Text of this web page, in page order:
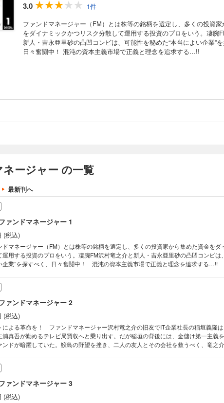
3.0
1件
ファンドマネージャー（FM）とは株等の銘柄を選定し、多くの投資
をダイナミックかつリスク分散して運用する投資のプロをいう。凄腕
新人・吉永亜里砂の凸凹コンビは、可能性を秘めた“本当によい企業”を
日々奮闘中！ 混沌の資本主義市場で正義と理念を追求する…!!
ージャー の一覧
最新刊へ
ァンドマネージャー 1
(税込)
ドマネージャー（FM）とは株等の銘柄を選定し、多くの投資家から集めた資金をダ
運用する投資のプロをいう。凄腕FM沢村竜之介と新人・吉永亜里砂の凸凹コンビは
企業”を探すべく、日々奮闘中！ 混沌の資本主義市場で正義と理念を追求する…!!
ァンドマネージャー 2
(税込)
による革命を！ ファンドマネージャー沢村竜之介の旧友でIT企業社長の稲垣義隆
浦真吾が勤めるテレビ局買収へと乗り出す。だが稲垣の背後には、金儲け第一主義
ンドが暗躍していた。鮫島の野望を挫き、二人の友人とその会社を救うべく、竜之
ァンドマネージャー 3
(税込)